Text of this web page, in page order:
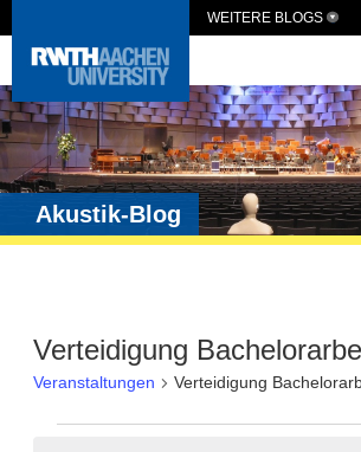
WEITERE BLOGS
Akustik-Blog
Verteidigung
Veranstaltungen Verteidigung